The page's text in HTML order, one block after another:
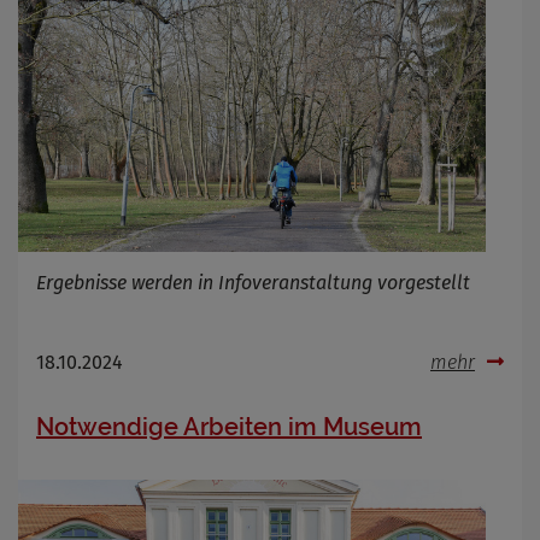
Ergebnisse werden in Infoveranstaltung vorgestellt
18.10.2024 mehr
Notwendige Arbeiten im Museum
Infos schließen